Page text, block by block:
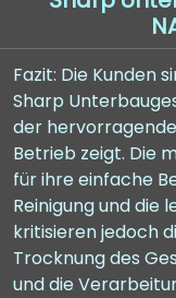
Fazit: Die Kunden
Sharp
der hervorragende
Betrieb zeigt. Die
für ihre einfache
Reinigung und die
kritisieren jedoch
Trocknung des
und die